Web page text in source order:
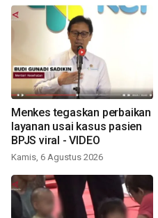
Menkes tegaskan perbaikan
layanan usai kasus pasien
BPJS viral - VIDEO
Kamis, 6 Agustus 2026